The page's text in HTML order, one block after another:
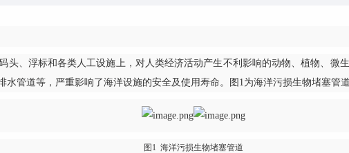
浮标和各类人工设施上，对人类经济活动产生不利影响的动物、植物、微
管道等，严重影响了海洋设施的安全及使用寿命。图1为海洋污损生物堵塞管道
图1 海洋污损生物堵塞管道